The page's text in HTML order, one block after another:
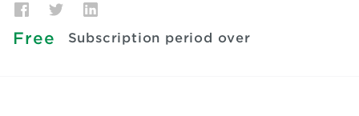
Free Subscription period over